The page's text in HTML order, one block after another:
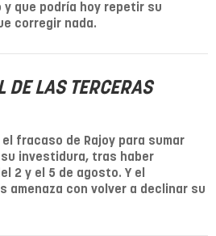
y que podría hoy repetir su
corregir nada.
DE LAS TERCERAS
fracaso de Rajoy para sumar
investidura, tras haber
2 y el 5 de agosto. Y el
amenaza con volver a declinar su